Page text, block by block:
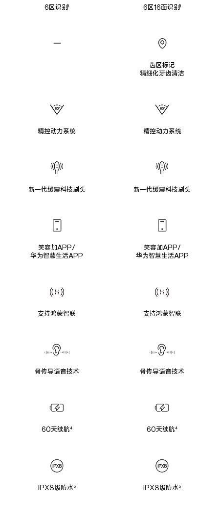
6区识别1 6区16面识别 1
齿区标记
精细化牙齿清洁
精控动力系统 精控动力系统
新一代缓震科技刷头 新一代缓震科技刷头
笑容加APP/
华为智慧生活APP
笑容加APP/
华为智慧生活APP
支持鸿蒙智联 支持鸿蒙智联
骨传导语音技术 骨传导语音技术
60天续航4 60天续航4
IPX8级防水5 IPX8级防水5